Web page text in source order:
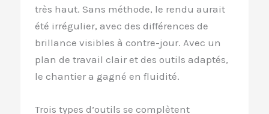
très haut. Sans méthode, le rendu aurait
été irrégulier, avec des différences de
brillance visibles à contre-jour. Avec un
plan de travail clair et des outils adaptés,
le chantier a gagné en fluidité.
Trois types d’outils se complètent